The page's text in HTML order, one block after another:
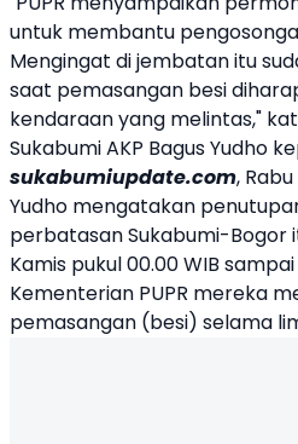
untuk membantu
Mengingat di jembatan itu
saat pemasangan besi
kendaraan yang melintas,"
SukabumiAKP Bagus Yudho
sukabumiupdate.com,
Yudho mengatakan
perbatasan Sukabumi-Bogor
Kamis pukul 00.00 WIB
Kementerian PUPR mereka
pemasangan (besi) selama